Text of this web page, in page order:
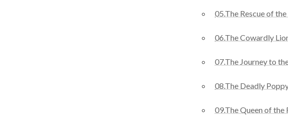
05.The Rescue of
06.The Cowardly
07.The Journey to
08.The Deadly
09.The Queen of the